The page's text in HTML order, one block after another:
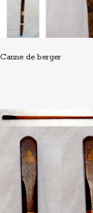
Canne de berger